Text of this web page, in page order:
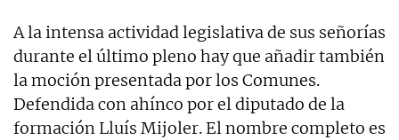
A la intensa actividad legislativa de sus señorías
durante el último pleno hay que añadir también
la moción presentada por los Comunes.
Defendida con ahínco por el diputado de la
formación Lluís Mijoler. El nombre completo es